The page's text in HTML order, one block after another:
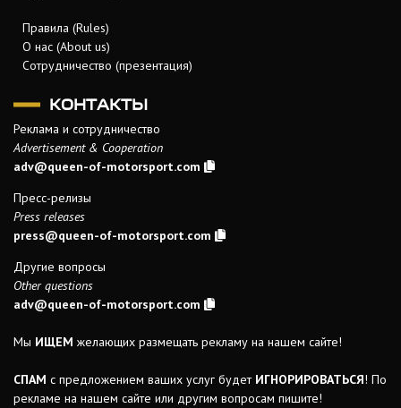
Правила (Rules)
О нас (About us)
Сотрудничество (презентация)
КОНТАКТЫ
Реклама и сотрудничество
Advertisement & Cooperation
adv@queen-of-motorsport.com
Пресс-релизы
Press releases
press@queen-of-motorsport.com
Другие вопросы
Other questions
adv@queen-of-motorsport.com
Мы ИЩЕМ желающих размещать рекламу на нашем сайте!
СПАМ с предложением ваших услуг будет ИГНОРИРОВАТЬСЯ! По
рекламе на нашем сайте или другим вопросам пишите!